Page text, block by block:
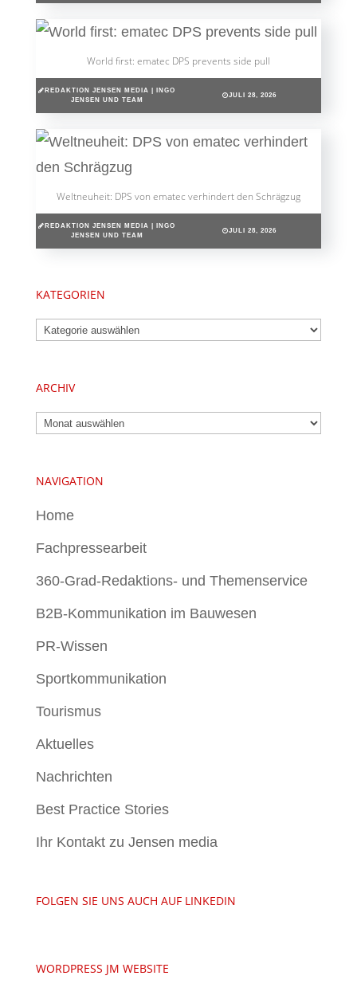
World first: ematec DPS prevents side pull
REDAKTION JENSEN MEDIA | INGO
JENSEN UND TEAM
JULI 28, 2026
Weltneuheit: DPS von ematec verhindert den Schrägzug
REDAKTION JENSEN MEDIA | INGO
JENSEN UND TEAM
JULI 28, 2026
KATEGORIEN
Kategorien
ARCHIV
Archiv
NAVIGATION
Home
Fachpressearbeit
360-Grad-Redaktions- und Themenservice
B2B-Kommunikation im Bauwesen
PR-Wissen
Sportkommunikation
Tourismus
Aktuelles
Nachrichten
Best Practice Stories
Ihr Kontakt zu Jensen media
FOLGEN SIE UNS AUCH AUF LINKEDIN
WORDPRESS JM WEBSITE